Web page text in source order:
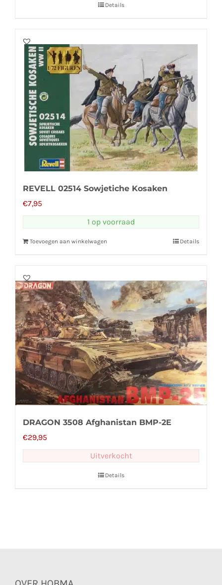
Details
REVELL 02514 Sowjetiche Kosaken
€7,95
1 op voorraad
Toevoegen aan winkelwagen Details
DRAGON 3508 Afghanistan BMP-2E
€29,95
Uitverkocht
Details